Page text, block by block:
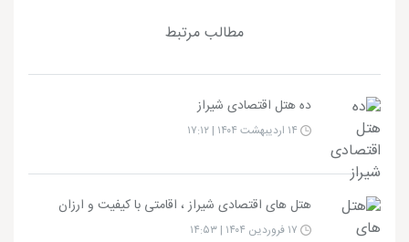
مطالب مرتبط
ده هتل اقتصادی شیراز
هتل های اقتصادی شیراز ، اقامتی با کیفیت و ارزان